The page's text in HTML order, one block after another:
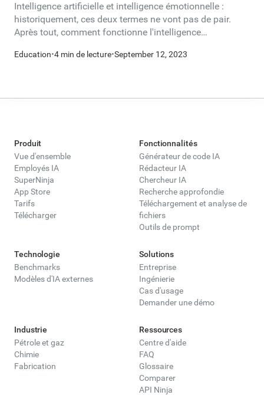
Intelligence artificielle et intelligence émotionnelle :
historiquement, ces deux termes ne vont pas de pair.
Après tout, comment fonctionne l'intelligence
fonctionner, est-ce une bonne chose ?
Education•4 min de lecture•September 12, 2023
Produit
Vue d'ensemble
Employés IA
SuperNinja
App Store
Tarifs
Télécharger
Fonctionnalités
Générateur de code IA
Rédacteur IA
Chercheur IA
Recherche approfondie
Téléchargement et analyse de
fichiers
Outils de prompt
Technologie
Benchmarks
Modèles d'IA externes
Solutions
Entreprise
Ingénierie
Cas d'usage
Demander une démo
Industrie
Pétrole et gaz
Chimie
Fabrication
Ressources
Centre d'aide
FAQ
Glossaire
Comparer
API Ninja